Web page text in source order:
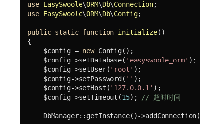
use EasySwoole\ORM\Db\Connection
use EasySwoole\ORM\Db\Config;
public static function initialize()
{
    $config =
new Config();
    $config->setDatabase(
'easyswoole_orm' );
    $config->setUser(
'root' );
    $config->setPassword(
'' );
    $config->setHost(
'127.0.0.1' );
    $config->setTimeout(
15); // 超时时间
    DbManager::getInstance()->addConnection(